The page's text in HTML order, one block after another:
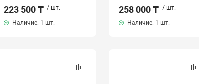
223 500 ₸ / шт.
Наличие: 1 шт.
258 000 ₸ / шт.
Наличие: 1 шт.